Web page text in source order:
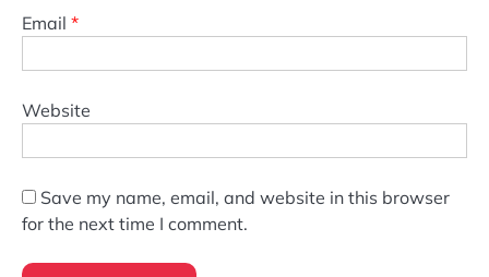
Email *
Website
Save my name, email, and website in this browser
for the next time I comment.